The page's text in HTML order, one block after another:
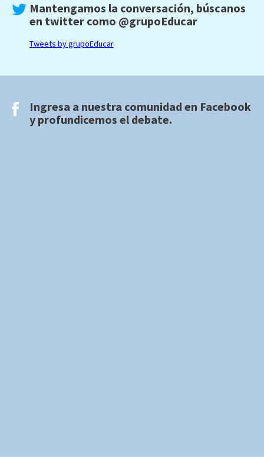
Mantengamos la conversación, búscanos
en twitter como @grupoEducar
Tweets by grupoEducar
Ingresa a nuestra comunidad en Facebook
y profundicemos el debate.